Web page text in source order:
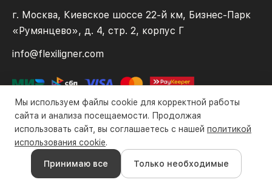
г. Москва, Киевское шоссе 22-й км, Бизнес-Парк
«Румянцево», д. 4, стр. 2, корпус Г
info@flexiligner.com
Все права защищены компанией ООО «Флексилайнер». ©2016-
2026 гг.
Политика конфиденциальности Файлы cookie Правила оплаты
Мы используем файлы cookie для корректной работы
сайта и анализа посещаемости. Продолжая
использовать сайт, вы соглашаетесь с нашей политикой
использования cookie.
Принимаю все Только необходимые